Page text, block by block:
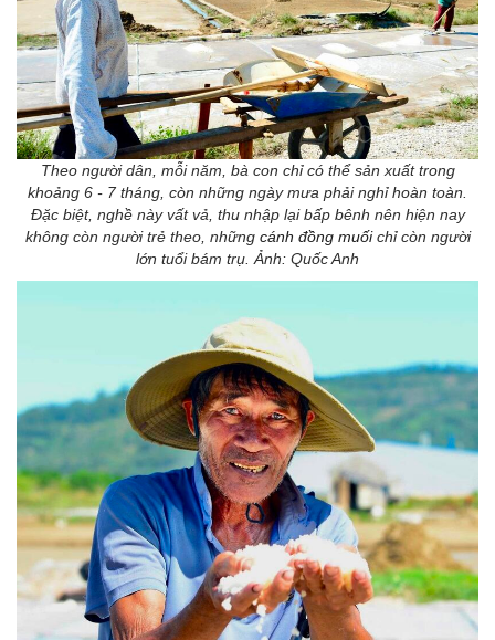
Theo người dân, mỗi năm, bà con chỉ có thể sản xuất trong
khoảng 6 - 7 tháng, còn những ngày mưa phải nghỉ hoàn toàn.
Đặc biệt, nghề này vất vả, thu nhập lại bấp bênh nên hiện nay
không còn người trẻ theo, những cánh đồng muốichỉ còn người
lớn tuổi bám trụ. Ảnh: Quốc Anh